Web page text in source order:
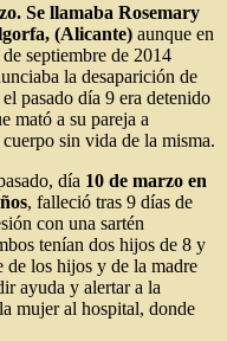
Se llamaba Rosemary
(Alicante) aunque en
septiembre de 2014
la desaparición de
pasado día 9 era detenido
mató a su pareja a
sin vida de la misma.
día 10 de marzo en
, falleció tras 9 días de
con una sartén
tenían dos hijos de 8 y
de los hijos y de la madre
ayuda y alertar a la
mujer al hospital, donde